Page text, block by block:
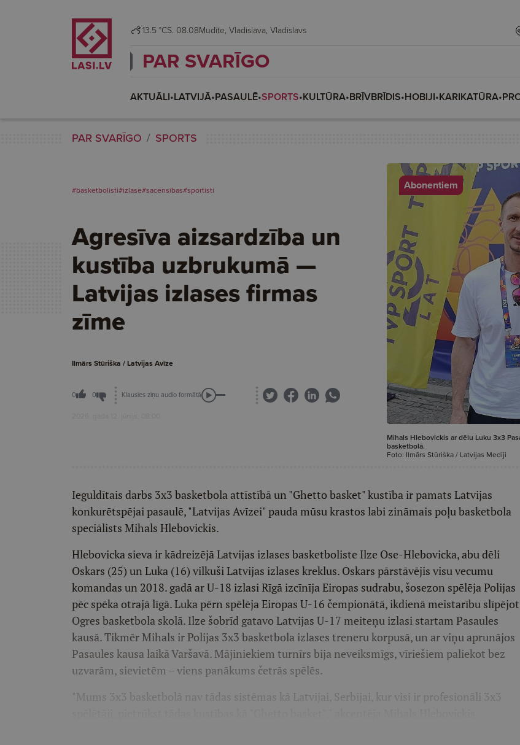
13.5 °CS. 08.08 Mudīte, Vladislava, Vladislavs
PAR SVARĪGO
AKTUĀLI•LATVIJĀ•PASAULĒ•SPORTS•KULTŪRA•BRĪVBRĪDIS•HOBIJI•KARIKATŪRA•
PAR SVARĪGO SPORTS
#basketbolisti#izlase#sacensības#sportisti
Agresīva aizsardzība un
kustība uzbrukumā —
Latvijas izlases firmas
zīme
Ilmārs Stūriška / Latvijas Avīze
0 0 Klausies ziņu audio formātā
2026. gada 12. jūnijs, 08:00
Abonentiem
Mihals Hlebovickis ar dēlu Luku 3x3
basketbolā.
Foto: Ilmārs Stūriška / Latvijas Mediji
Ieguldītais darbs 3x3 basketbola attīstībā un "Ghetto basket" kustība ir pamats Latvijas
konkurētspējai pasaulē, "Latvijas Avīzei" pauda mūsu krastos labi zināmais poļu basketbola
speciālists Mihals Hlebovickis.
Hlebovicka sieva ir kādreizējā Latvijas izlases basketboliste Ilze Ose-Hlebovicka, abu dēli
Oskars (25) un Luka (16) vilkuši Latvijas izlases kreklus. Oskars pārstāvējis visu vecumu
komandas un 2018. gadā ar U-18 izlasi Rīgā izcīnīja Eiropas sudrabu, šosezon spēlēja Polijas
pēc spēka otrajā līgā. Luka pērn spēlēja Eiropas U-16 čempionātā, ikdienā meistarību slīpējot
Ogres basketbola skolā. Ilze šobrīd gatavo Latvijas U-17 meiteņu izlasi startam Pasaules
kausā. Tikmēr Mihals ir Polijas 3x3 basketbola izlases treneru korpusā, un ar viņu aprunājos
Pasaules kausa laikā Varšavā. Mājiniekiem turnīrs bija neveiksmīgs, vīriešiem paliekot bez
uzvarām, sievietēm – viens panākums četrās spēlēs.
"Mums 3x3 basketbolā nav tādas sistēmas kā Latvijai, Serbijai, kur visi ir profesionāli 3x3